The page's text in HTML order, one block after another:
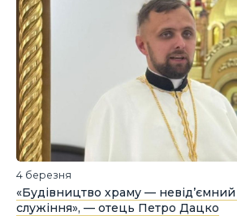
4 березня
«Будівництво храму —
служіння», — отець Петро Дацко